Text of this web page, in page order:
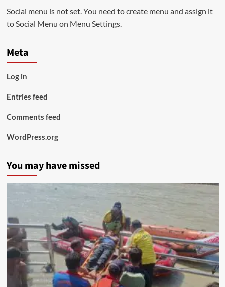
Social menu is not set. You need to create menu and assign it
to Social Menu on Menu Settings.
Meta
Log in
Entries feed
Comments feed
WordPress.org
You may have missed